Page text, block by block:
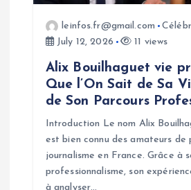
leinfos.fr@gmail.com
July 12, 2026
11 views
Alix Bouilhaguet vie
Que l’On Sait de Sa
de Son Parcours
Introduction Le nom Alix
est bien connu des amateurs
journalisme en France. Grâce à
professionnalisme, son
à analyser…